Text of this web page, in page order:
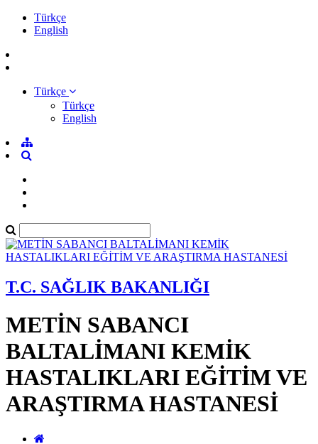
Türkçe
English
Türkçe
Türkçe
English
T.C. SAĞLIK BAKANLIĞI
METİN SABANCI
BALTALİMANI KEMİK
HASTALIKLARI EĞİTİM VE
ARAŞTIRMA HASTANESİ